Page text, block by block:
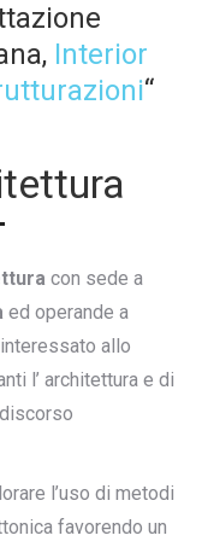
Interior
“
con sede a
ed operande a
allo
l’ architettura e di
l’uso di metodi
favorendo un